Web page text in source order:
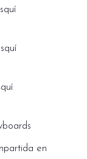
en